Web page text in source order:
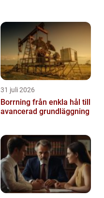
31 juli 2026
Borrning från enkla hål till
avancerad grundläggning